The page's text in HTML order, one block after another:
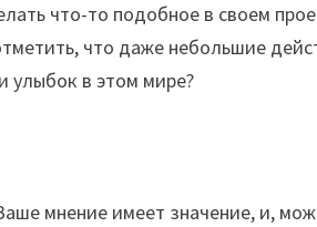
что-то подобное в своем
что даже небольшие
улыбок в этом мире?
мнение имеет значение, и,